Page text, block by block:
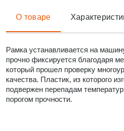
О товаре
Рамка устанавливается на
прочно фиксируется благодаря
который прошел проверку
качества. Пластик, из которого
подвержен перепадам
порогом прочности.